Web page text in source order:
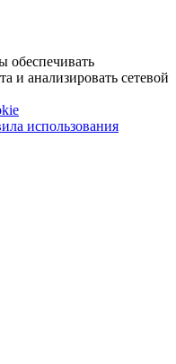
обеспечивать
и анализировать сетевой
использования